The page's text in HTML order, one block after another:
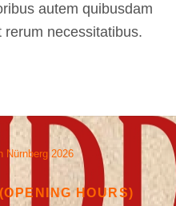
autem quibusdam
necessitatibus.
Nürnberg 2026
HOURS)